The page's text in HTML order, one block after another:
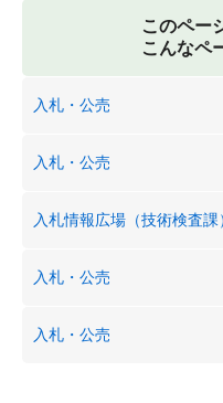
このペー
こんなペ
入札・公売
入札・公売
入札情報広場（技術検査課
入札・公売
入札・公売